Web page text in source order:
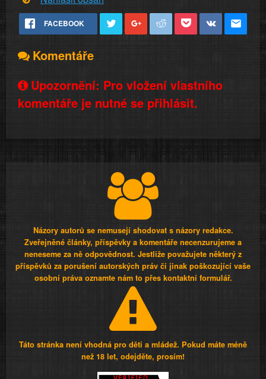
FACEBOOK
Komentáře
Upozornění: Pro vložení vlastního
komentáře je nutné se přihlásit.
Názory autorů se nemusejí shodovat s názory redakce.
Zveřejněné články, příspěvky a komentáře necenzurujeme a
neneseme za ně odpovědnost. Jestliže považujete některý z
příspěvků za porušení autorských práv či jinak poškozující vaše
osobní práva oznamte nám to přes kontaktní formulář.
Táto stránka není vhodná pro děti a mládež. Pokud máte méně
než 18 let, odejděte, prosím!